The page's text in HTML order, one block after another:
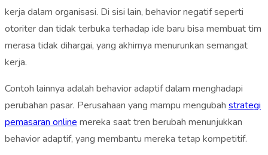
kerja dalam organisasi. Di sisi lain, behavior negatif seperti
otoriter dan tidak terbuka terhadap ide baru bisa membuat tim
merasa tidak dihargai, yang akhirnya menurunkan semangat
kerja.
Contoh lainnya adalah behavior adaptif dalam menghadapi
perubahan pasar. Perusahaan yang mampu mengubah strategi
pemasaran onlinemereka saat tren berubah menunjukkan
behavior adaptif, yang membantu mereka tetap kompetitif.